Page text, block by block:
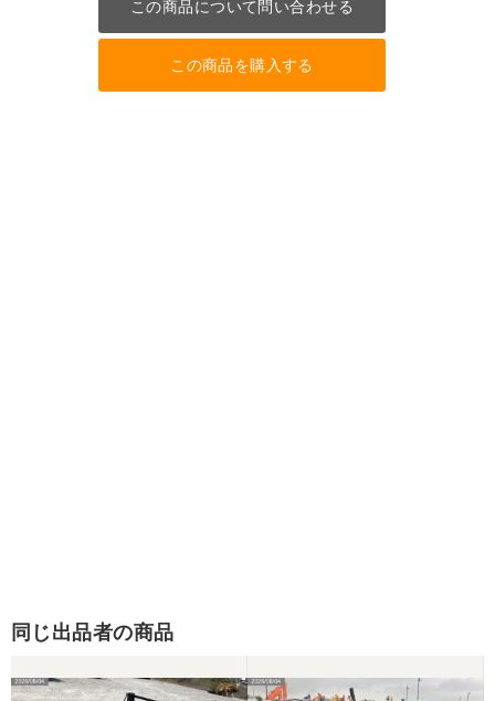
この商品について問い合わせる
この商品を購入する
同じ出品者の商品